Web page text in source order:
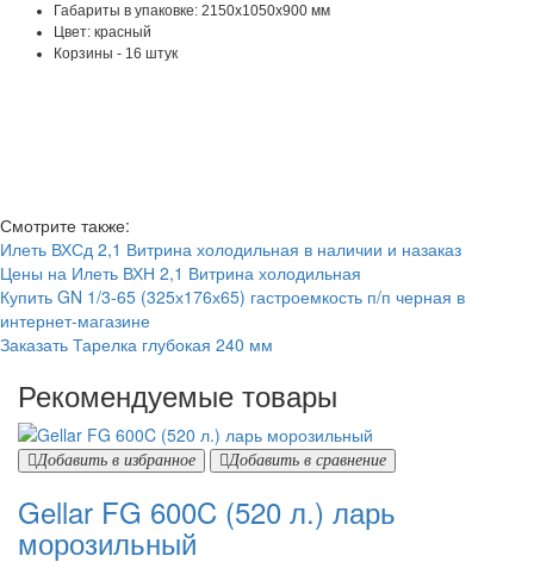
Габариты в упаковке: 2150х1050х900 мм
Цвет: красный
Корзины - 16 штук
Смотрите также:
Илеть ВХСд 2,1 Витрина холодильная в наличии и назаказ
Цены на Илеть ВХН 2,1 Витрина холодильная
Купить GN 1/3-65 (325х176х65) гастроемкость п/п черная в
интернет-магазине
Заказать Тарелка глубокая 240 мм
Рекомендуемые товары
Добавить в избранное Добавить в сравнение
Gellar FG 600C (520 л.) ларь
морозильный